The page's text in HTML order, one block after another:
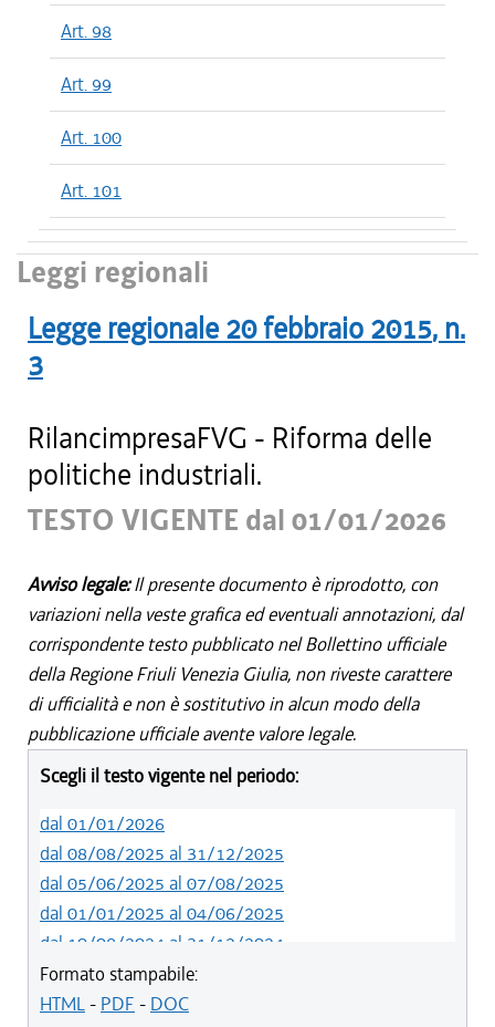
Art. 98
Art. 99
Art. 100
Art. 101
Leggi regionali
Legge regionale 20 febbraio 2015, n.
3
RilancimpresaFVG - Riforma delle
politiche industriali.
TESTO VIGENTE dal 01/01/2026
Avviso legale:Il presente documento è riprodotto, con
variazioni nella veste grafica ed eventuali annotazioni, dal
corrispondente testo pubblicato nel Bollettino ufficiale
della Regione Friuli Venezia Giulia, non riveste carattere
di ufficialità e non è sostitutivo in alcun modo della
pubblicazione ufficiale avente valore legale.
Scegli il testo vigente nel periodo:
dal 01/01/2026
dal 08/08/2025 al 31/12/2025
dal 05/06/2025 al 07/08/2025
dal 01/01/2025 al 04/06/2025
dal 10/08/2024 al 31/12/2024
dal 14/05/2024 al 09/08/2024
dal 11/08/2022 al 13/05/2024
Formato stampabile:
HTML- PDF - DOC